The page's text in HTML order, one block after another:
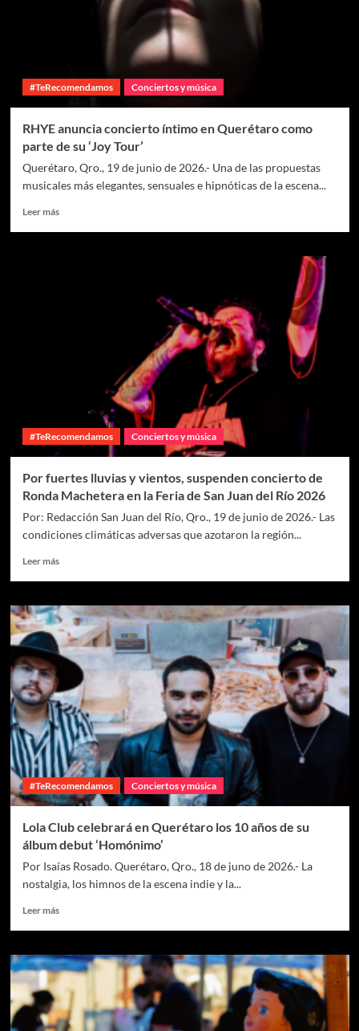
#TeRecomendamos Conciertos y música
RHYE anuncia concierto íntimo en Querétaro como
parte de su ‘Joy Tour’
Querétaro, Qro., 19 de junio de 2026.- Una de las propuestas
musicales más elegantes, sensuales e hipnóticas de la escena...
Leer más
#TeRecomendamos Conciertos y música
Por fuertes lluvias y vientos, suspenden concierto de
Ronda Machetera en la Feria de San Juan del Río 2026
Por: Redacción San Juan del Río, Qro., 19 de junio de 2026.- Las
condiciones climáticas adversas que azotaron la región...
Leer más
#TeRecomendamos Conciertos y música
Lola Club celebrará en Querétaro los 10 años de su
álbum debut ‘Homónimo’
Por Isaías Rosado. Querétaro, Qro., 18 de juno de 2026.- La
nostalgia, los himnos de la escena indie y la...
Leer más